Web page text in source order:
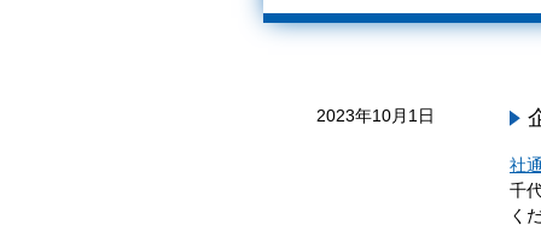
2023年10月1日
社
千
く